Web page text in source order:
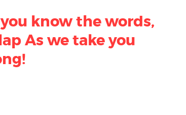
know the words,
As we take you